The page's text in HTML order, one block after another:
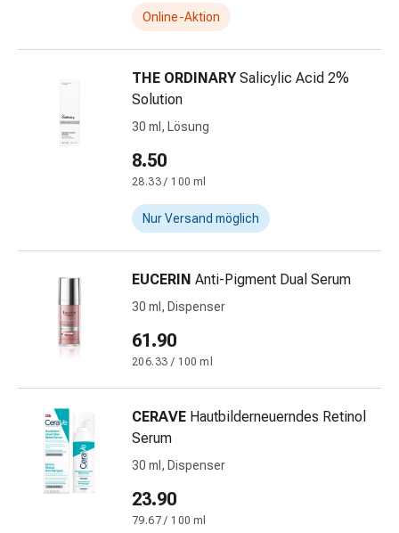
Fusspilz
Narbenbehandlung
Trockene
Haut
Schwitzen
Unreine
Haut
Fieberblasen
Hautausschlag
Bachblütentherapie
Homöopathie
Phytotherapie
Schüssler-
Salz
Spagyrika
Anthroposophika
Niere,
Online-Aktion
THE ORDINARY Salicylic Acid 2%
Solution
30 ml, Lösung
8.50
28.33 / 100 ml
Nur Versand möglich
EUCERIN Anti-Pigment Dual Serum
30 ml, Dispenser
61.90
206.33 / 100 ml
CERAVE Hautbilderneuerndes Retinol
Serum
30 ml, Dispenser
23.90
79.67 / 100 ml